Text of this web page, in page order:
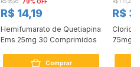
R$ 66,95 79% OFF
R$ 14,19
Hemifumarato de Quetiapina
Ems 25mg 30 Comprimidos
Comprar
R$ 114,24
R$
75mg